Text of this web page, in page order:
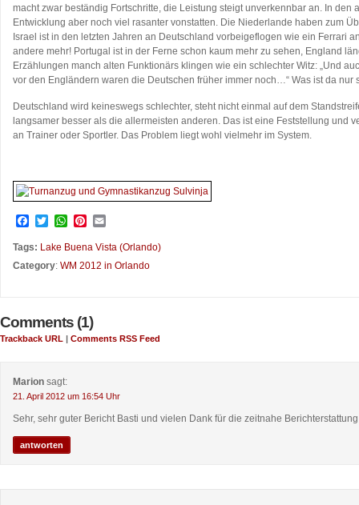
macht zwar beständig Fortschritte, die Leistung steigt unverkennbar an. In den
Entwicklung aber noch viel rasanter vonstatten. Die Niederlande haben zum
Israel ist in den letzten Jahren an Deutschland vorbeigeflogen wie ein Ferrari
andere mehr! Portugal ist in der Ferne schon kaum mehr zu sehen, England
Erzählungen manch alten Funktionärs klingen wie ein schlechter Witz: „Und
vor den Engländern waren die Deutschen früher immer noch…“ Was ist da nur
Deutschland wird keineswegs schlechter, steht nicht einmal auf dem
langsamer besser als die allermeisten anderen. Das ist eine Feststellung und
an Trainer oder Sportler. Das Problem liegt wohl vielmehr im System.
Facebook
TwitterWhatsApp
Pinterest
Tags: Lake Buena Vista (Orlando)
Category: WM 2012 in Orlando
Comments (1)
Trackback URL | Comments RSS Feed
Marion sagt:
21. April 2012 um 16:54 Uhr
Sehr, sehr guter Bericht Basti und vielen Dank für die zeitnahe Berichterstattung
antworten